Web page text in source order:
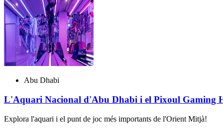
Abu Dhabi
L'Aquari Nacional d'Abu Dhabi i el Pixoul Gaming
Explora l'aquari i el punt de joc més importants de l'Orient Mitjà!